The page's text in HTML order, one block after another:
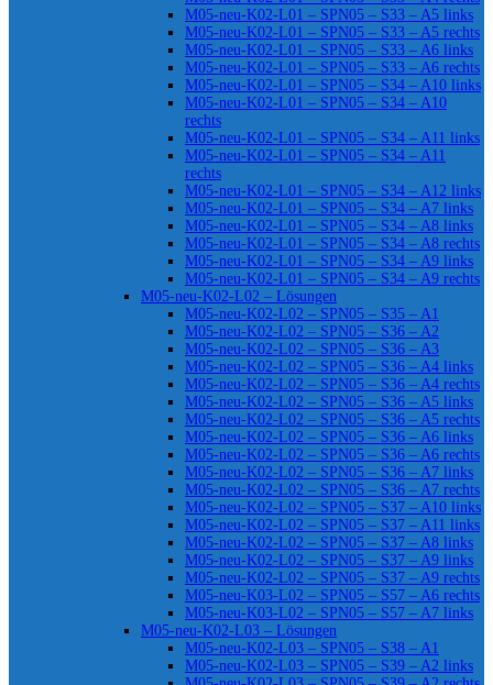
M05-neu-K02-L01 – SPN05 – S33 – A5 links
M05-neu-K02-L01 – SPN05 – S33 – A5 rechts
M05-neu-K02-L01 – SPN05 – S33 – A6 links
M05-neu-K02-L01 – SPN05 – S33 – A6 rechts
M05-neu-K02-L01 – SPN05 – S34 – A10 links
M05-neu-K02-L01 – SPN05 – S34 – A10
rechts
M05-neu-K02-L01 – SPN05 – S34 – A11 links
M05-neu-K02-L01 – SPN05 – S34 – A11
rechts
M05-neu-K02-L01 – SPN05 – S34 – A12 links
M05-neu-K02-L01 – SPN05 – S34 – A7 links
M05-neu-K02-L01 – SPN05 – S34 – A8 links
M05-neu-K02-L01 – SPN05 – S34 – A8 rechts
M05-neu-K02-L01 – SPN05 – S34 – A9 links
M05-neu-K02-L01 – SPN05 – S34 – A9 rechts
M05-neu-K02-L02 – Lösungen
M05-neu-K02-L02 – SPN05 – S35 – A1
M05-neu-K02-L02 – SPN05 – S36 – A2
M05-neu-K02-L02 – SPN05 – S36 – A3
M05-neu-K02-L02 – SPN05 – S36 – A4 links
M05-neu-K02-L02 – SPN05 – S36 – A4 rechts
M05-neu-K02-L02 – SPN05 – S36 – A5 links
M05-neu-K02-L02 – SPN05 – S36 – A5 rechts
M05-neu-K02-L02 – SPN05 – S36 – A6 links
M05-neu-K02-L02 – SPN05 – S36 – A6 rechts
M05-neu-K02-L02 – SPN05 – S36 – A7 links
M05-neu-K02-L02 – SPN05 – S36 – A7 rechts
M05-neu-K02-L02 – SPN05 – S37 – A10 links
M05-neu-K02-L02 – SPN05 – S37 – A11 links
M05-neu-K02-L02 – SPN05 – S37 – A8 links
M05-neu-K02-L02 – SPN05 – S37 – A9 links
M05-neu-K02-L02 – SPN05 – S37 – A9 rechts
M05-neu-K03-L02 – SPN05 – S57 – A6 rechts
M05-neu-K03-L02 – SPN05 – S57 – A7 links
M05-neu-K02-L03 – Lösungen
M05-neu-K02-L03 – SPN05 – S38 – A1
M05-neu-K02-L03 – SPN05 – S39 – A2 links